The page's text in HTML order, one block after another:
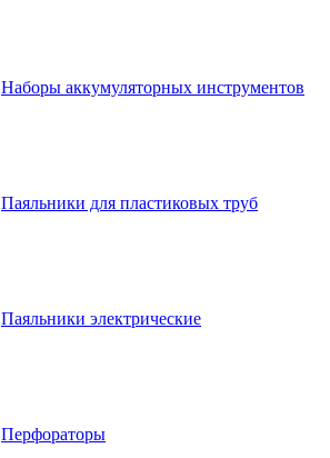
Наборы аккумуляторных инструментов
Паяльники для пластиковых труб
Паяльники электрические
Перфораторы